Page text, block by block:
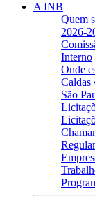
A INB
Quem
2026-
Interno
Onde
Caldas
São